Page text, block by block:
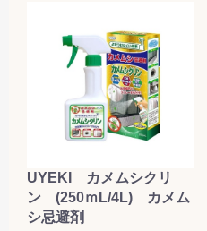
UYEKI カメムシクリ
ン (250ｍL/4L) カメム
シ忌避剤